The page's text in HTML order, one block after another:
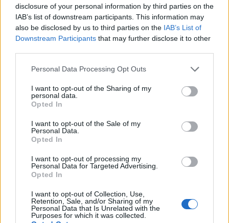
disclosure of your personal information by third parties on the
IAB’s list of downstream participants. This information may
also be disclosed by us to third parties on the IAB’s List of
Downstream Participants that may further disclose it to other
Please note that this website/app uses one or more Google
not limited to your visit or usage behaviour. You may click to
grant or deny consent to Google and its third-party tags to
use your data for below specified purposes in below Google
consent section.
Personal Data Processing Opt Outs
I want to opt-out of the Sharing of my
personal data.
Opted In
I want to opt-out of the Sale of my
Personal Data.
Opted In
I want to opt-out of processing my
Personal Data for Targeted Advertising.
Opted In
I want to opt-out of Collection, Use,
Retention, Sale, and/or Sharing of my
Personal Data that Is Unrelated with the
Purposes for which it was collected.